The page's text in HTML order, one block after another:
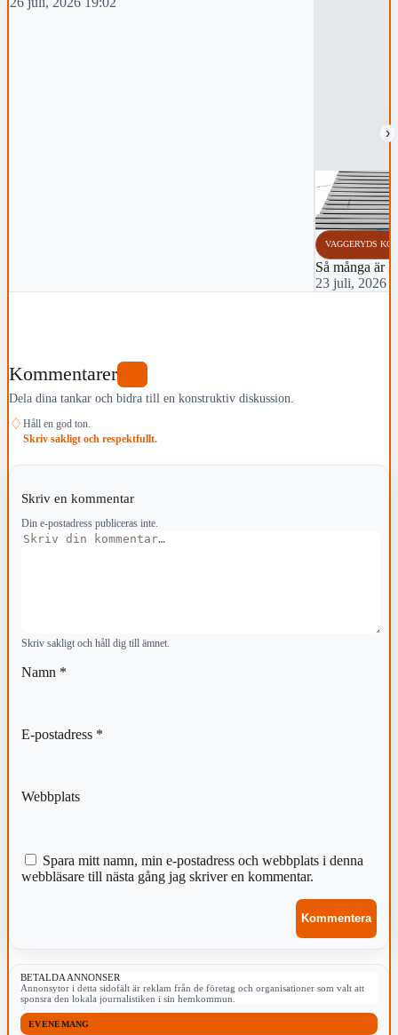
›
VAGGERYDS
Så många är
23 juli, 2026
Kommentarer
Dela dina tankar och bidra till en konstruktiv diskussion.
♢ Håll en god ton.
Skriv sakligt och respektfullt.
Skriv en kommentar
Din e-postadress publiceras inte.
Kommentar
Skriv sakligt och håll dig till ämnet.
Namn *
E-postadress *
Webbplats
Spara mitt namn, min e-postadress och webbplats i denna
webbläsare till nästa gång jag skriver en kommentar.
BETALDA ANNONSER
Annonsytor i detta sidofält är reklam från de företag och organisationer som valt att
sponsra den lokala journalistiken i sin hemkommun.
EVENEMANG